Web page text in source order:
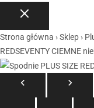
Strona główna ›Sklep ›
REDSEVENTY CIEMNE